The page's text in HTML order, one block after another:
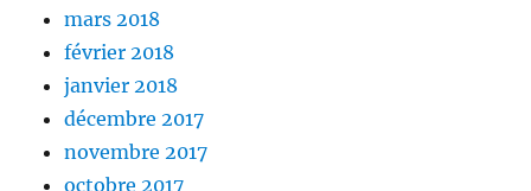
mars 2018
février 2018
janvier 2018
décembre 2017
novembre 2017
octobre 2017